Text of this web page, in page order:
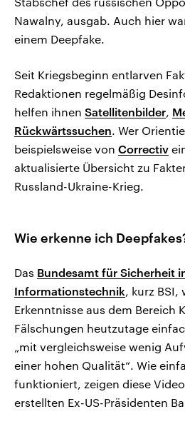
Nawalny, ausgab. Auch hier
einem Deepfake.
Seit Kriegsbeginn entlarven
Redaktionen regelmäßig
helfen ihnen Satellitenbilder,
Rückwärtssuchen. Wer
beispielsweise von Correctiv
aktualisierte Übersicht zu
Russland-Ukraine-Krieg.
Wie erkenne ich
Das Bundesamt für Sicherheit
Informationstechnik, kurz BSI,
Erkenntnisse aus dem Bereich
Fälschungen heutzutage
„mit vergleichsweise wenig
einer hohen Qualität“. Wie
funktioniert, zeigen diese
erstellten Ex-US-Präsidenten